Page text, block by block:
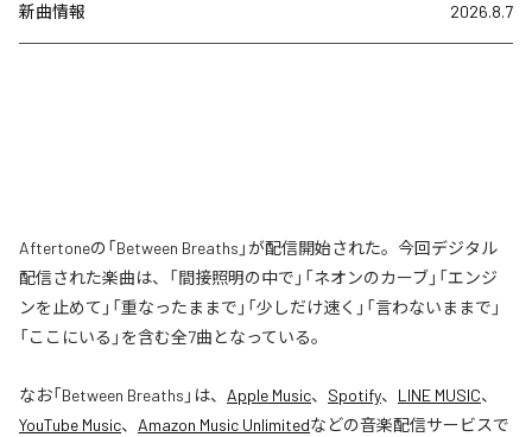
新曲情報 2026.8.7
Aftertoneの「Between Breaths」が配信開始された。今回デジタル
配信された楽曲は、「間接照明の中で」「ネオンのカーブ」「エンジ
ンを止めて」「重なったままで」「少しだけ速く」「言わないままで」
「ここにいる」を含む全7曲となっている。
なお「Between Breaths 」は、 Apple Music、 Spotify、 LINE MUSIC、
YouTube Music、 Amazon Music Unlimitedなどの音楽配信サービスで